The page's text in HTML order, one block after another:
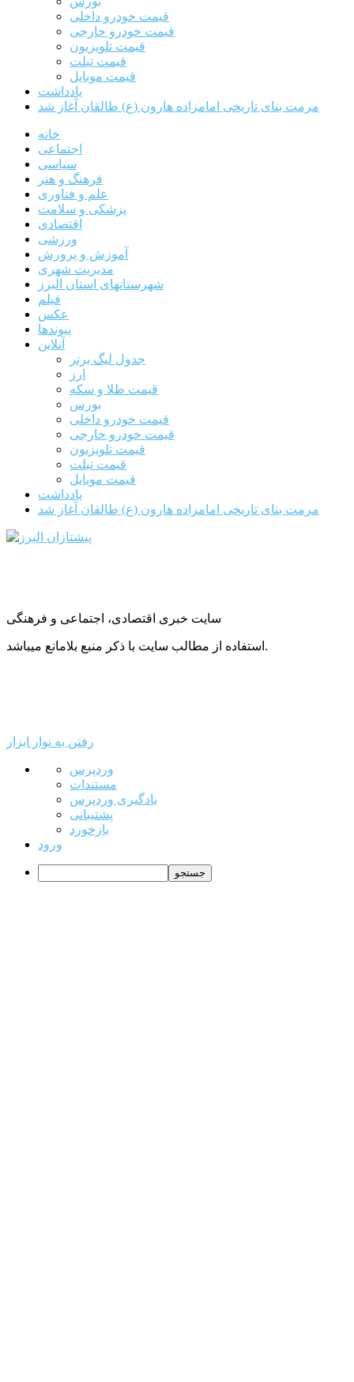
قیمت خودرو داخلی
قیمت خودرو خارجی
قیمت تلویزیون
قیمت تبلت
قیمت موبایل
یادداشت
مرمت بنای تاریخی امامزاده هارون (ع) طالقان آغاز شد
خانه
اجتماعی
سیاسی
فرهنگ و هنر
علم و فناوری
پزشکی و سلامت
اقتصادی
ورزشی
آموزش و پرورش
مدیریت شهری
شهرستانهای استان البرز
فیلم
عکس
پیوندها
آنلاین
جدول لیگ برتر
ارز
قیمت طلا و سکه
بورس
قیمت خودرو داخلی
قیمت خودرو خارجی
قیمت تلویزیون
قیمت تبلت
قیمت موبایل
یادداشت
مرمت بنای تاریخی امامزاده هارون (ع) طالقان آغاز شد
سایت خبری اقتصادی، اجتماعی و فرهنگی
استفاده از مطالب سایت با ذکر منبع بلامانع میباشد.
رفتن به نوار ابزار
درباره
وردپرس
وردپرس
مستندات
یادگیری وردپرس
پشتیبانی
بازخورد
ورود
جستجو